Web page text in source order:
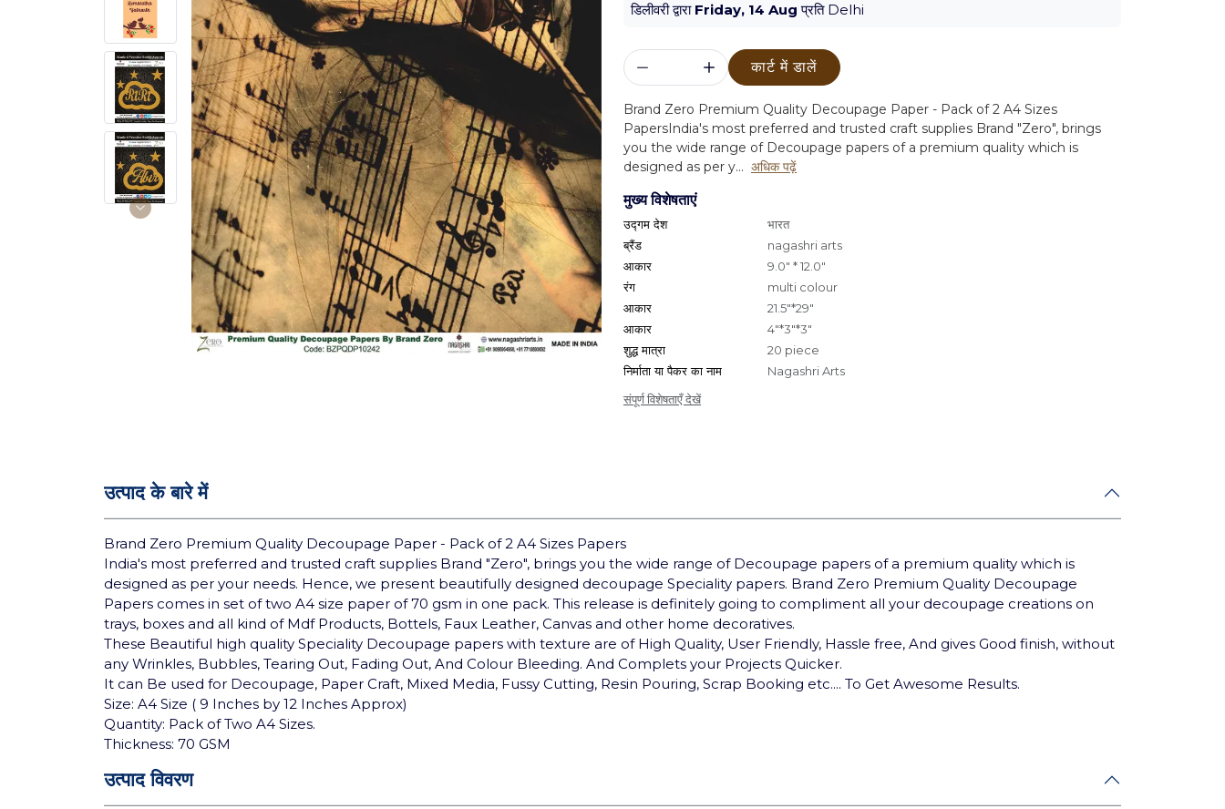
डिलीवरी द्वारा Friday, 14 Aug प्रति Delhi
कार्ट में डालें
Brand Zero Premium Quality Decoupage Paper - Pack of 2 A4 Sizes
PapersIndia's most preferred and trusted craft supplies Brand "Zero", brings
you the wide range of Decoupage papers of a premium quality which is
designed as per y... अधिक पढ़ें
मुख्य विशेषताएं
उद्गम देश
भारत
ब्रैंड
nagashri arts
आकार
9.0" * 12.0"
रंग
multi colour
आकार
21.5"*29"
आकार
4"*3"*3"
शुद्ध मात्रा
20 piece
निर्माता या पैकर का नाम
Nagashri Arts
संपूर्ण विशेषताएँ देखें
उत्पाद के बारे में
Brand Zero Premium Quality Decoupage Paper - Pack of 2 A4 Sizes Papers
India's most preferred and trusted craft supplies Brand "Zero", brings you the wide range of Decoupage papers of a premium quality which is
designed as per your needs. Hence, we present beautifully designed decoupage Speciality papers. Brand Zero Premium Quality Decoupage
Papers comes in set of two A4 size paper of 70 gsm in one pack. This release is definitely going to compliment all your decoupage creations on
trays, boxes and all kind of Mdf Products, Bottels, Faux Leather, Canvas and other home decoratives.
These Beautiful high quality Speciality Decoupage papers with texture are of High Quality, User Friendly, Hassle free, And gives Good finish, without
any Wrinkles, Bubbles, Tearing Out, Fading Out, And Colour Bleeding. And Complets your Projects Quicker.
It can Be used for Decoupage, Paper Craft, Mixed Media, Fussy Cutting, Resin Pouring, Scrap Booking etc.... To Get Awesome Results.
Size: A4 Size ( 9 Inches by 12 Inches Approx)
Quantity: Pack of Two A4 Sizes.
Thickness: 70 GSM
उत्पाद विवरण